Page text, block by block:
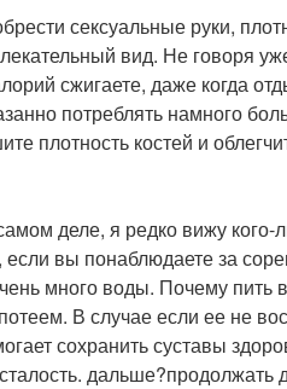
сексуальные руки,
вид. Не говоря
сжигаете, даже когда
потреблять намного
плотность костей и
деле, я редко вижу кого-
если вы понаблюдаете за
много воды. Почему пить
В случае если ее не
сохранить суставы